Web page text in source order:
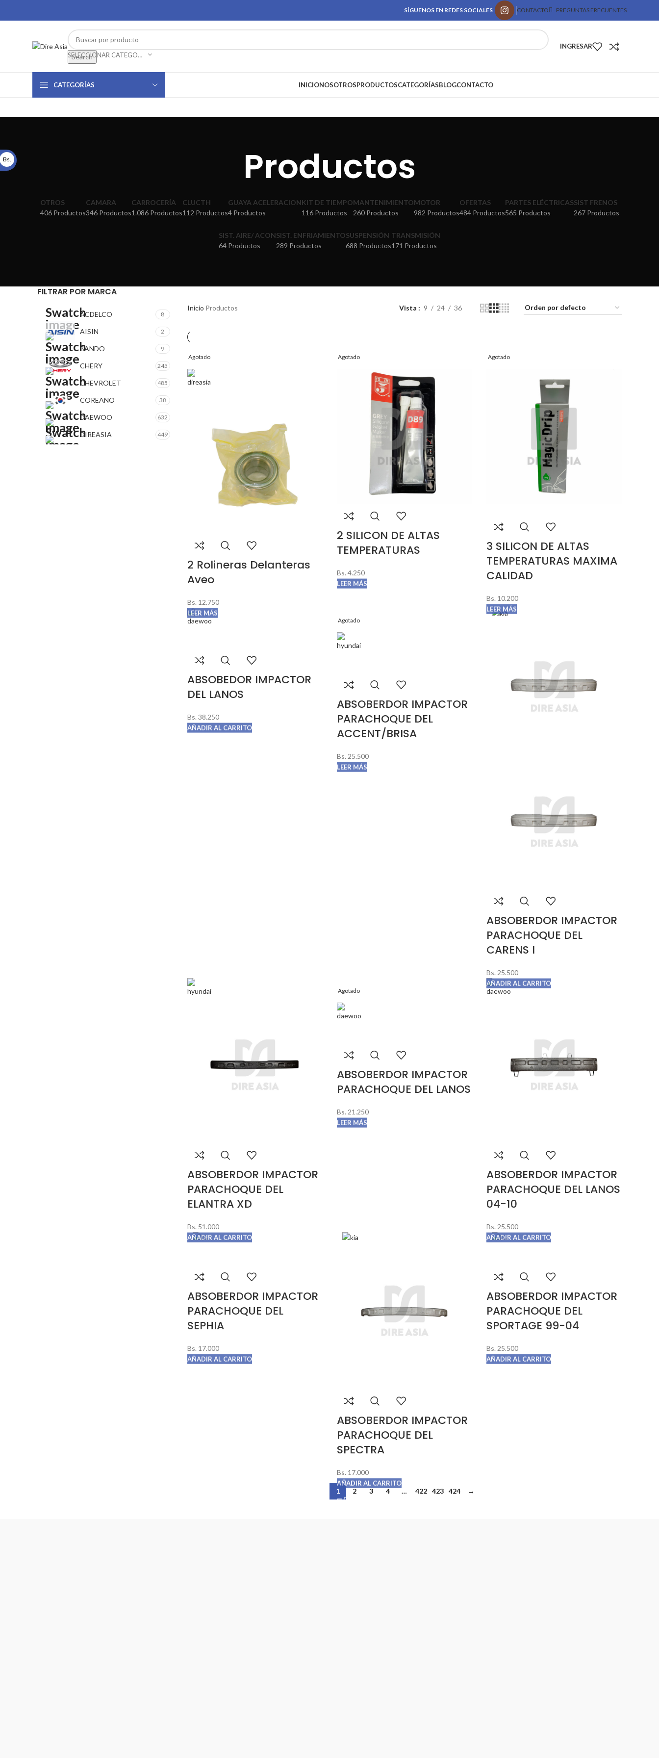
SÍGUENOS EN REDES SOCIALES CONTACTO PREGUNTAS FRECUENTES
SELECCIONAR CATEGORÍA
Search
INGRESAR
CATEGORÍAS INICIONOSOTROSPRODUCTOSCATEGORÍASBLOGCONTACTO
Productos
OTROS
406 Productos
CAMARA
346 Productos
CARROCERÍA
1.086 Productos
CLUCTH
112 Productos
GUAYA ACELERACION
4 Productos
KIT DE TIEMPO
116 Productos
MANTENIMIENTO
260 Productos
MOTOR
982 Productos
OFERTAS
484 Productos
PARTES ELÉCTRICAS
565 Productos
SIST FRENOS
267 Productos
SIST. AIRE/ ACON
64 Productos
SIST. ENFRIAMIENTO
289 Productos
SUSPENSIÓN
688 Productos
TRANSMISIÓN
171 Productos
FILTRAR POR MARCA
ACDELCO 8
AISIN 2
BANDO 9
CHERY 245
CHEVROLET 485
COREANO 38
DAEWOO 632
DIREASIA 449
Inicio Productos Vista 9 24 36
Agotado
LEER MÁS
2 Rolineras Delanteras
Aveo
Bs.12.750
Agotado
LEER MÁS
2 SILICON DE ALTAS
TEMPERATURAS
Bs.4.250
Agotado
LEER MÁS
3 SILICON DE ALTAS
TEMPERATURAS MAXIMA
CALIDAD
Bs. 10.200
AÑADIR AL CARRITO
ABSOBEDOR IMPACTOR
DEL LANOS
Bs.38.250
Agotado
LEER MÁS
ABSOBERDOR IMPACTOR
PARACHOQUE DEL
ACCENT/BRISA
Bs.25.500
AÑADIR AL CARRITO
ABSOBERDOR IMPACTOR
PARACHOQUE DEL
CARENS I
Bs.25.500
AÑADIR AL CARRITO
ABSOBERDOR IMPACTOR
PARACHOQUE DEL
ELANTRA XD
Bs. 51.000
Agotado
LEER MÁS
ABSOBERDOR IMPACTOR
PARACHOQUE DEL LANOS
Bs.21.250
AÑADIR AL CARRITO
ABSOBERDOR IMPACTOR
PARACHOQUE DEL LANOS
04-10
Bs. 25.500
AÑADIR AL CARRITO
ABSOBERDOR IMPACTOR
PARACHOQUE DEL
SEPHIA
Bs. 17.000
AÑADIR AL CARRITO
ABSOBERDOR IMPACTOR
PARACHOQUE DEL
SPECTRA
Bs.17.000
AÑADIR AL CARRITO
ABSOBERDOR IMPACTOR
PARACHOQUE DEL
SPORTAGE 99-04
Bs. 25.500
1 2 3 4 … 422 423 424 →
Bs.